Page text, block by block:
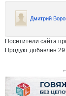
Дмитрий
Посетители сайта
Продукт добавлен